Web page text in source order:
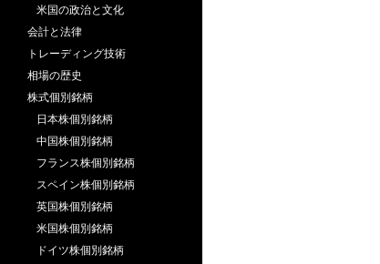
米国の政治と文化
会計と法律
トレーディング技術
相場の歴史
株式個別銘柄
日本株個別銘柄
中国株個別銘柄
フランス株個別銘柄
スペイン株個別銘柄
英国株個別銘柄
米国株個別銘柄
ドイツ株個別銘柄